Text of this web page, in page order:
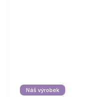
Náš výrobek